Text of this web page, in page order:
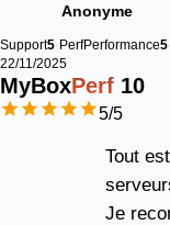
Anonyme
Support5 PerfPerformance5
22/11/2025
MyBoxPerf 10
5/5
Tout
Je